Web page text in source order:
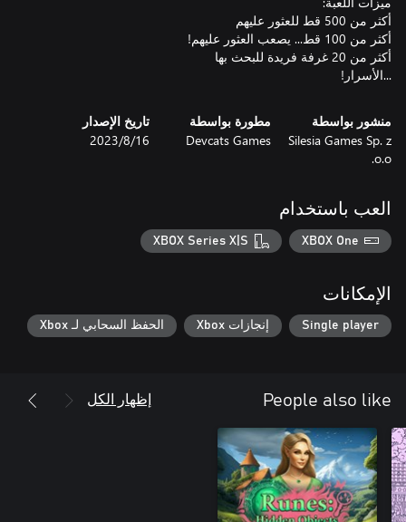
...الأسرار!
منشور بواسطة
Silesia Games Sp. z
o.o.
مطورة بواسطة
Devcats Games
تاريخ الإصدار
16‏/8‏/2023
العب باستخدام
XBOX One
XBOX Series X|S
الإمكانات
Single player إنجازات Xbox الحفظ السحابي لـ Xbox
People also like إظهار الكل